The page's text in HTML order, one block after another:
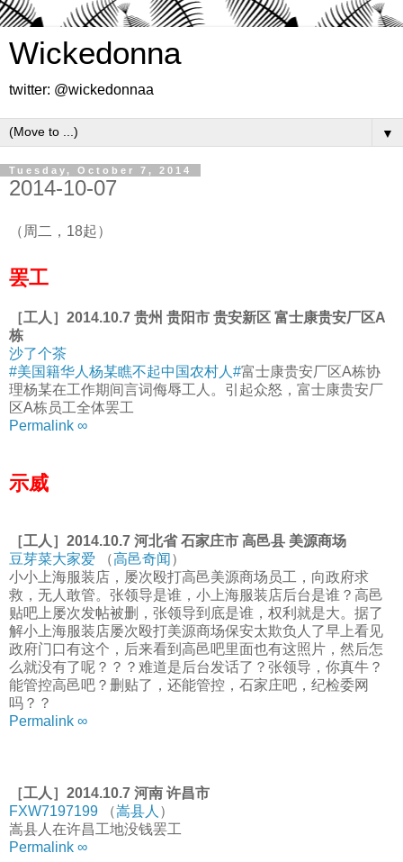
Wickedonna
twitter: @wickedonnaa
▼
Tuesday, October 7, 2014
2014-10-07
（周二，18起）
罢工
［工人］2014.10.7 贵州 贵阳市 贵安新区 富士康贵安厂区A
栋
沙了个茶
#美国籍华人杨某瞧不起中国农村人#富士康贵安厂区A栋协
理杨某在工作期间言词侮辱工人。引起众怒，富士康贵安厂
区A栋员工全体罢工
Permalink ∞
示威
［工人］2014.10.7 河北省 石家庄市 高邑县 美源商场
豆芽菜大家爱 （高邑奇闻 ）
小小上海服装店，屡次殴打高邑美源商场员工，向政府求
救，无人敢管。张领导是谁，小上海服装店后台是谁？高邑
贴吧上屡次发帖被删，张领导到底是谁，权利就是大。据了
解小上海服装店屡次殴打美源商场保安太欺负人了早上看见
政府门口有这个，后来看到高邑吧里面也有这照片，然后怎
么就没有了呢？？？难道是后台发话了？张领导，你真牛？
能管控高邑吧？删贴了，还能管控，石家庄吧，纪检委网
吗？？
Permalink ∞
［工人］2014.10.7 河南 许昌市
FXW7197199 （嵩县人 ）
嵩县人在许昌工地没钱罢工
Permalink ∞